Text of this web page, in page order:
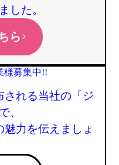
した。
ら
される当社の「ジ
、
力を伝えましょ